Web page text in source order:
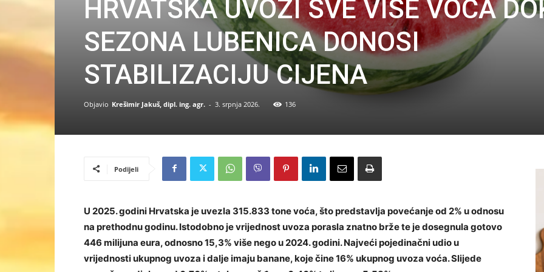
HRVATSKA UVOZI SVE VIŠE VOĆA
SEZONA LUBENICA DONOSI
STABILIZACIJU CIJENA
Objavio Krešimir Jakuš, dipl. ing. agr. - 3. srpnja 2026. 136
Podijeli
U 2025. godini Hrvatska je uvezla 315.833 tone voća, što predstavlja povećanje od 2% u odnosu
na prethodnu godinu. Istodobno je vrijednost uvoza porasla znatno brže te je dosegnula gotovo
446 milijuna eura, odnosno 15,3% više nego u 2024. godini. Najveći pojedinačni udio u
vrijednosti ukupnog uvoza i dalje imaju banane, koje čine 16% ukupnog uvoza voća. Slijede